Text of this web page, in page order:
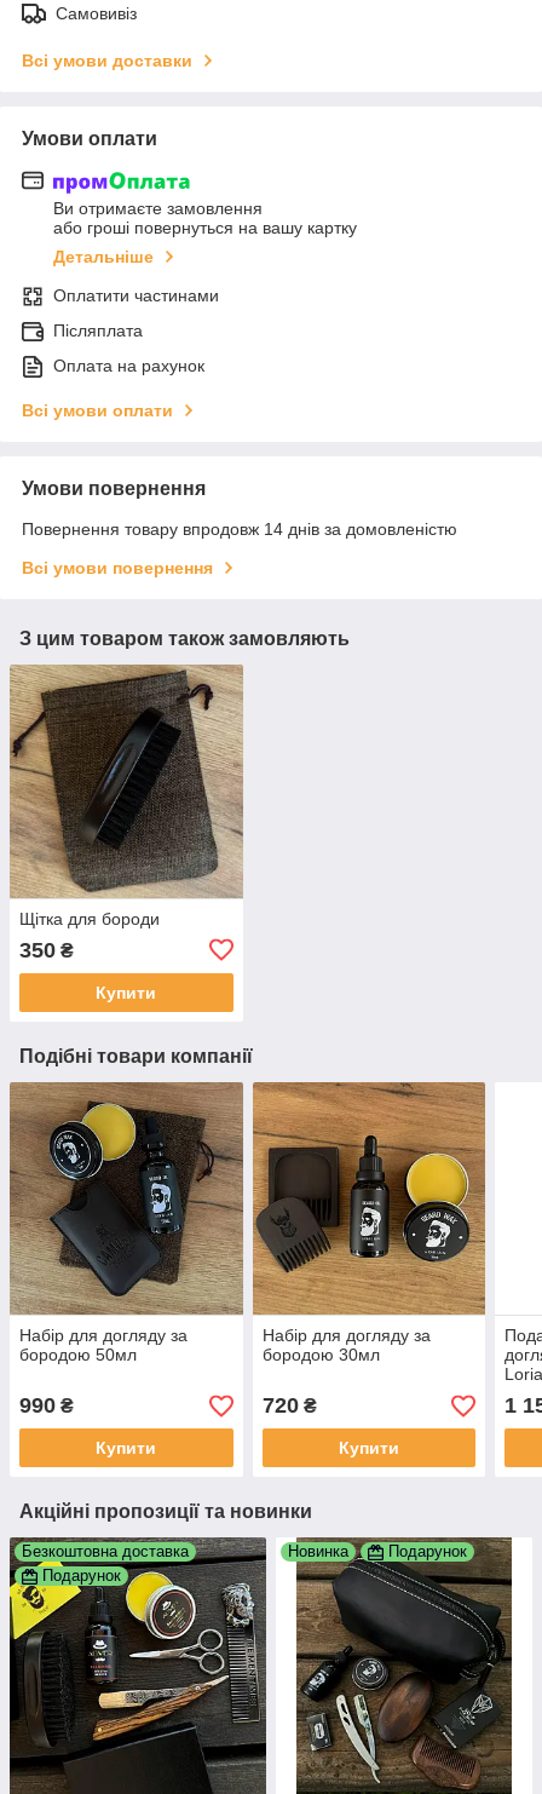
Самовивіз
Всі умови доставки
Умови оплати
Ви отримаєте замовлення
або гроші повернуться на вашу картку
Детальніше
Оплатити частинами
Післяплата
Оплата на рахунок
Всі умови оплати
Умови повернення
Повернення товару впродовж 14 днів за домовленістю
Всі умови повернення
З цим товаром також замовляють
Щітка для бороди
350 ₴
Купити
Подібні товари компанії
Набір для догляду за
бородою 50мл
990 ₴
Купити
Набір для догляду за
бородою 30мл
720₴
Купити
1
Акційні пропозиції та новинки
Безкоштовна доставка
Подарунок
Новинка Подарунок